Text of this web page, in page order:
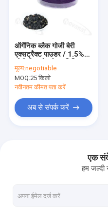
ऑर्गेनिक ब्लैक गोजी बेरी
एक्सट्रैक्ट पाउडर / 1.5%
एंटी-ऑक्सीडेंट संघटक
मूल्य:negotiable
MOQ:25 किलो
नवीनतम कीमत पता करें
अब से संपर्क करें
एक
हम जल्दी